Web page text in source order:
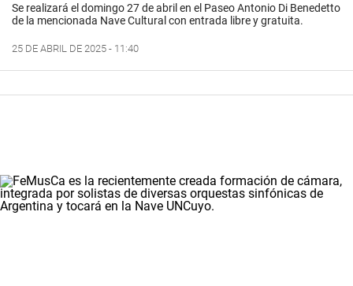
Se realizará el domingo 27 de abril en el Paseo Antonio Di Benedetto
de la mencionada Nave Cultural con entrada libre y gratuita.
25 DE ABRIL DE 2025 - 11:40